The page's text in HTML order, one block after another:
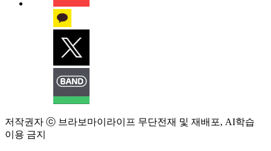
저작권자 ⓒ 브라보마이라이프 무단전재 및 재배포, AI학습
이용 금지